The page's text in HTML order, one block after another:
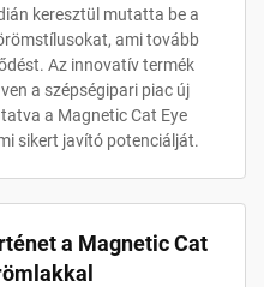
keresztül mutatta be a
ami tovább
Az innovatív termék
a szépségipari piac új
a Magnetic Cat Eye
sikert javító potenciálját.
a Magnetic Cat